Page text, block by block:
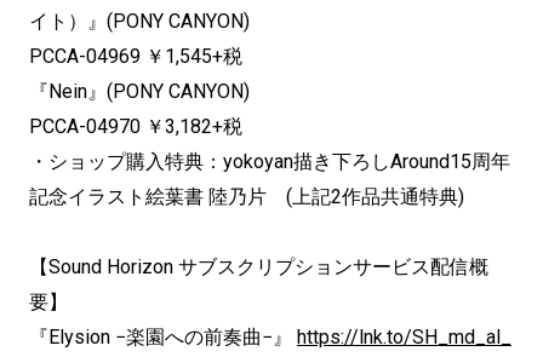
イト）』(PONY CANYON)
PCCA-04969 ￥1,545+税
『Nein』(PONY CANYON)
PCCA-04970 ￥3,182+税
・ショップ購入特典：yokoyan描き下ろしAround15周年
記念イラスト絵葉書 陸乃片 (上記2作品共通特典)
【Sound Horizon サブスクリプションサービス配信概
要】
『Elysion −楽園への前奏曲−』
https://lnk.to/SH_md_al_